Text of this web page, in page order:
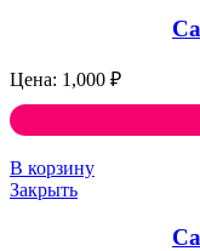
1,000 ₽
В корзину
Закрыть